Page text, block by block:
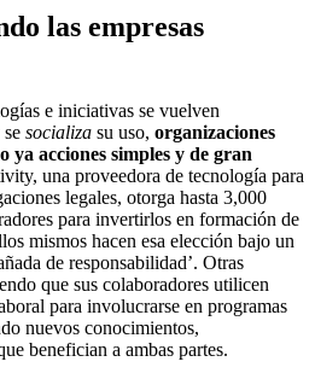
las empresas
e iniciativas se vuelven
socializa su uso, organizaciones
ya acciones simples y de gran
una proveedora de tecnología para
legales, otorga hasta 3,000
para invertirlos en formación de
mismos hacen esa elección bajo un
de responsabilidad’. Otras
que sus colaboradores utilicen
para involucrarse en programas
nuevos conocimientos,
benefician a ambas partes.